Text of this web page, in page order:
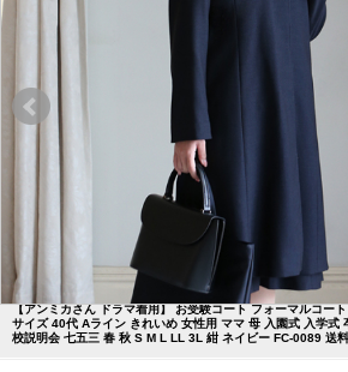
【アンミカさん ドラマ着用】 お受験コート フォーマルコー
サイズ 40代 Aライン きれいめ 女性用 ママ 母 入園式 入学式
校説明会 七五三 春 秋 S M L LL 3L 紺 ネイビー FC-0089 送